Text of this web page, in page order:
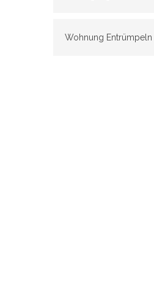
Wohnung Entrümpeln